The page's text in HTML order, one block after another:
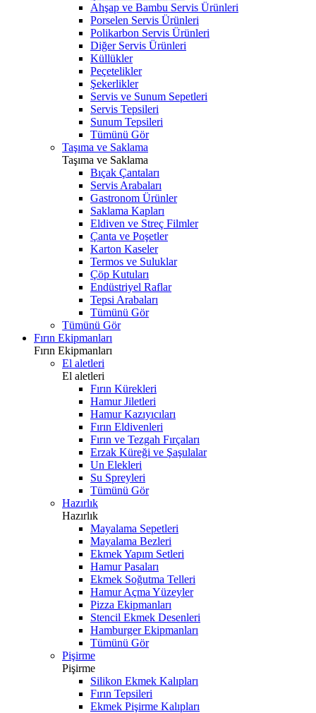
Ahşap ve Bambu Servis Ürünleri
Porselen Servis Ürünleri
Polikarbon Servis Ürünleri
Diğer Servis Ürünleri
Küllükler
Peçetelikler
Şekerlikler
Servis ve Sunum Sepetleri
Servis Tepsileri
Sunum Tepsileri
Tümünü Gör
Taşıma ve Saklama
Taşıma ve Saklama
Bıçak Çantaları
Servis Arabaları
Gastronom Ürünler
Saklama Kapları
Eldiven ve Streç Filmler
Çanta ve Poşetler
Karton Kaseler
Termos ve Suluklar
Çöp Kutuları
Endüstriyel Raflar
Tepsi Arabaları
Tümünü Gör
Tümünü Gör
Fırın Ekipmanları
Fırın Ekipmanları
El aletleri
El aletleri
Fırın Kürekleri
Hamur Jiletleri
Hamur Kazıyıcıları
Fırın Eldivenleri
Fırın ve Tezgah Fırçaları
Erzak Küreği ve Şaşulalar
Un Elekleri
Su Spreyleri
Tümünü Gör
Hazırlık
Hazırlık
Mayalama Sepetleri
Mayalama Bezleri
Ekmek Yapım Setleri
Hamur Pasaları
Ekmek Soğutma Telleri
Hamur Açma Yüzeyler
Pizza Ekipmanları
Stencil Ekmek Desenleri
Hamburger Ekipmanları
Tümünü Gör
Pişirme
Pişirme
Silikon Ekmek Kalıpları
Fırın Tepsileri
Ekmek Pişirme Kalıpları